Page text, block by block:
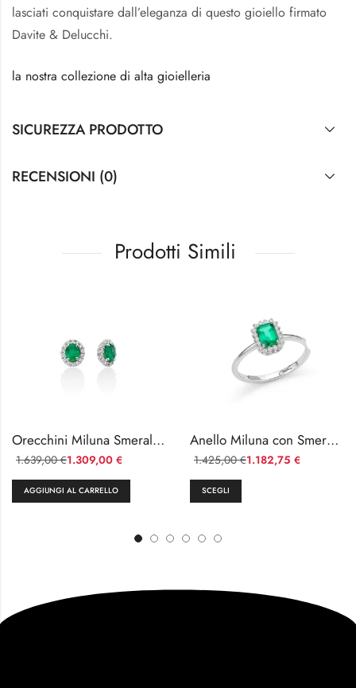
lasciati conquistare dall’eleganza di questo gioiello firmato
Davite & Delucchi.
la nostra collezione di alta gioielleria
SICUREZZA PRODOTTO
RECENSIONI (0)
Prodotti Simili
Orecchini Miluna Smeraldo e Diamanti in Oro 18kt
1.309,00 €
1.639,00€
AGGIUNGI AL CARRELLO
Anello Miluna con Smeraldo e Diamanti
1.182,75 €
1.425,00€
SCEGLI